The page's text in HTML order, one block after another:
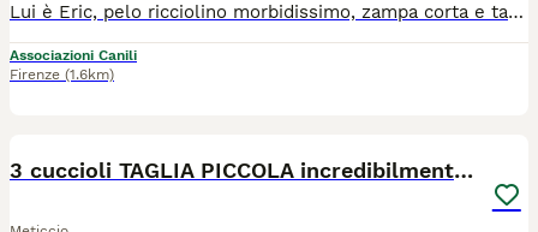
Lui è Eric, pelo ricciolino morbidissimo, zampa corta e tantissima simpatia! Ha quasi 5 mesi, taglia medio contenuta (15kg ca da adulto, bassino). Diciamolo: per noi è super carino, ma sappiamo che non è il cane che conquista a prima vista, il cucciolo paffuto dal manto biondo che tutti cercano. Ha un manto nero che purtroppo lo penalizzerà e rischia di farlo rimanere in canile a vita. La sua forza non sta nell'aspetto, è vero, ma nel suo carattere fantastico, e non è questo l'importante? Eric ha tutte le qualità che si possono desiderare in un cane che deve entrare a far parte di una famiglia, diventare un compagno di vita. E' un coccolone assoluto, un cucciolo dolcissimo che vive per un po' di tenerezza. Ogni volta che vede un volontario cerca di attirare la sua attenzione, elemosinando carezze, e attenzioni... ci fa tanta tenerezza sentirlo piangere quando rimane solo. E' pacifico con tutti, buono come il pane. Abbiamo paura di vederlo crescere in un box, dimenticato, triste e solo. Speriamo di trovare qualcuno dal cuore enorme che sappia andare oltre al colore del pelo, e che veda quello che Eric ha dentro: un cuore puro e una bontà sconfinata. - Qui mettiamo solo qualche foto ma se interessati contattateci e vi manderemo anche dei video, così potrete vederlo in tutta la sua simpatia e dolcezza. - Nelle prime foto potete vedere che aveva gli occhi spennacchiati. E' stato curato per un problema cutaneo (passeggero e NON contagioso) che ora è totalmente sconfitto, e il pelo è ricresciuto (come vedete nelle altre foto). Cerca casa in TOSCANA. Se siete interessati contattateci via WHATSAPP al 3890452494. Mandateci un messaggio di presentazione (raccontandoci un po' di voi, di dove vivrebbe e della vita che farebbe in vostra compagnia). Vi richiameremo.
Associazioni Canili
Firenze (1.6km)
3 cuccioli TAGLIA PICCOLA incredibilmente dolci!